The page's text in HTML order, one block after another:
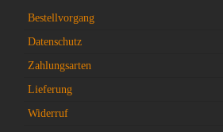
Bestellvorgang
Datenschutz
Zahlungsarten
Lieferung
Widerruf